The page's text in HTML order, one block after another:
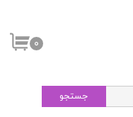
۰
جستجو